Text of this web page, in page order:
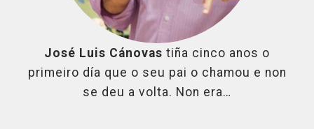
José Luis Cánovas tiña cinco anos o
primeiro día que o seu pai o chamou e non
se deu a volta. Non era…